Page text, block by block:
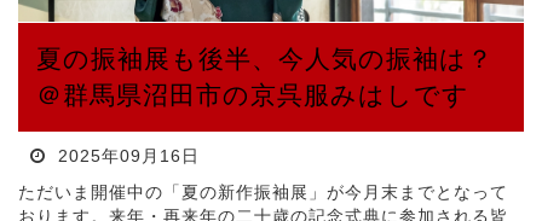
夏の振袖展も後半、今人気の振袖は？
＠群馬県沼田市の京呉服みはしです
2025年09月16日
ただいま開催中の「夏の新作振袖展」が今月末までとなって
おります。来年・再来年の二十歳の記念式典に参加される皆